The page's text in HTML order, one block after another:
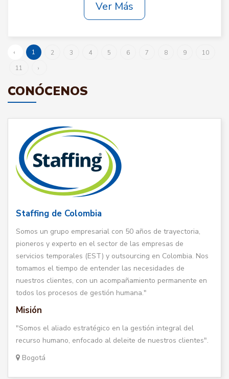
Ver Más
‹ 1 2 3 4 5 6 7 8 9
10
11
›
CONÓCENOS
Staffing de Colombia
Somos un grupo empresarial con 50 años de trayectoria,
pioneros y experto en el sector de las empresas de
servicios temporales (EST) y outsourcing en Colombia. Nos
tomamos el tiempo de entender las necesidades de
nuestros clientes, con un acompañamiento permanente en
todos los procesos de gestión humana."
Misión
"Somos el aliado estratégico en la gestión integral del
recurso humano, enfocado al deleite de nuestros clientes".
Bogotá